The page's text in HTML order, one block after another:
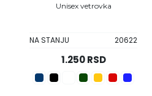
Unisex vetrovka
NA STANJU 20622
1.250 RSD